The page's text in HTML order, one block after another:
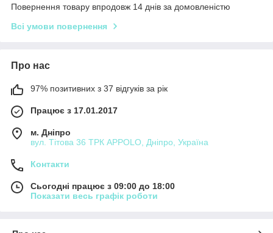
Повернення товару впродовж 14 днів за домовленістю
Всі умови повернення
Про нас
97% позитивних з 37 відгуків за рік
Працює з 17.01.2017
м. Дніпро
вул. Тітова 36 ТРК APPOLO, Дніпро, Україна
Контакти
Сьогодні працює з 09:00 до 18:00
Показати весь графік роботи